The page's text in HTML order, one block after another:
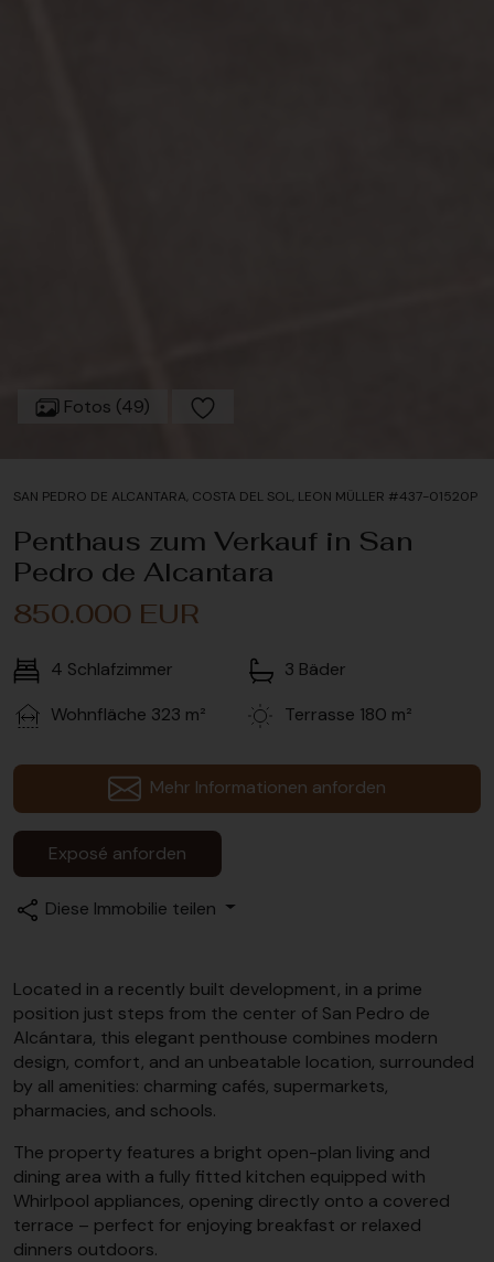
Fotos (49)
SAN PEDRO DE ALCANTARA, COSTA DEL SOL, LEON MÜLLER #437-01520P
Penthaus zum Verkauf in San
Pedro de Alcantara
850.000 EUR
4 Schlafzimmer 3 Bäder
Wohnfläche 323 m² Terrasse 180 m²
Mehr Informationen anforden
Exposé anforden
Diese Immobilie teilen
Located in a recently built development, in a prime
position just steps from the center of San Pedro de
Alcántara, this elegant penthouse combines modern
design, comfort, and an unbeatable location, surrounded
by all amenities: charming cafés, supermarkets,
pharmacies, and schools.
The property features a bright open-plan living and
dining area with a fully fitted kitchen equipped with
Whirlpool appliances, opening directly onto a covered
terrace – perfect for enjoying breakfast or relaxed
dinners outdoors.